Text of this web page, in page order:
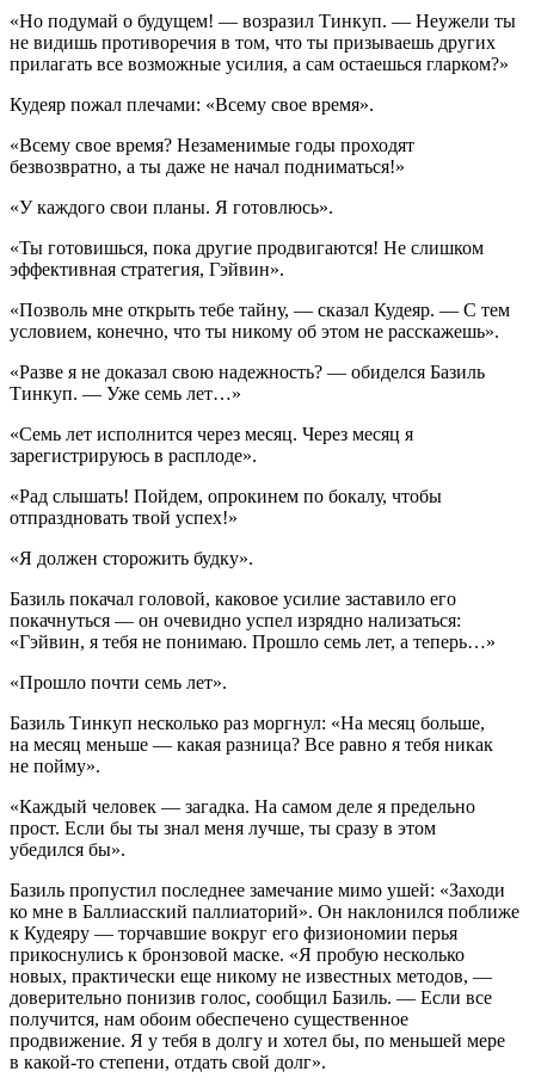
«Но подумай о будущем! — возразил Тинкуп. — Неужели ты
не видишь противоречия в том, что ты призываешь других
прилагать все возможные усилия, а сам остаешься гларком?»
Кудеяр пожал плечами: «Всему свое время».
«Всему свое время? Незаменимые годы проходят
безвозвратно, а ты даже не начал подниматься!»
«У каждого свои планы. Я готовлюсь».
«Ты готовишься, пока другие продвигаются! Не слишком
эффективная стратегия, Гэйвин».
«Позволь мне открыть тебе тайну, — сказал Кудеяр. — С тем
условием, конечно, что ты никому об этом не расскажешь».
«Разве я не доказал свою надежность? — обиделся Базиль
Тинкуп. — Уже семь лет…»
«Семь лет исполнится через месяц. Через месяц я
зарегистрируюсь в расплоде».
«Рад слышать! Пойдем, опрокинем по бокалу, чтобы
отпраздновать твой успех!»
«Я должен сторожить будку».
Базиль покачал головой, каковое усилие заставило его
покачнуться — он очевидно успел изрядно нализаться:
«Гэйвин, я тебя не понимаю. Прошло семь лет, а теперь…»
«Прошло почти семь лет».
Базиль Тинкуп несколько раз моргнул: «На месяц больше,
на месяц меньше — какая разница? Все равно я тебя никак
не пойму».
«Каждый человек — загадка. На самом деле я предельно
прост. Если бы ты знал меня лучше, ты сразу в этом
убедился бы».
Базиль пропустил последнее замечание мимо ушей: «Заходи
ко мне в Баллиасский паллиаторий». Он наклонился поближе
к Кудеяру — торчавшие вокруг его физиономии перья
прикоснулись к бронзовой маске. «Я пробую несколько
новых, практически еще никому не известных методов, —
доверительно понизив голос, сообщил Базиль. — Если все
получится, нам обоим обеспечено существенное
продвижение. Я у тебя в долгу и хотел бы, по меньшей мере
в какой-то степени, отдать свой долг».